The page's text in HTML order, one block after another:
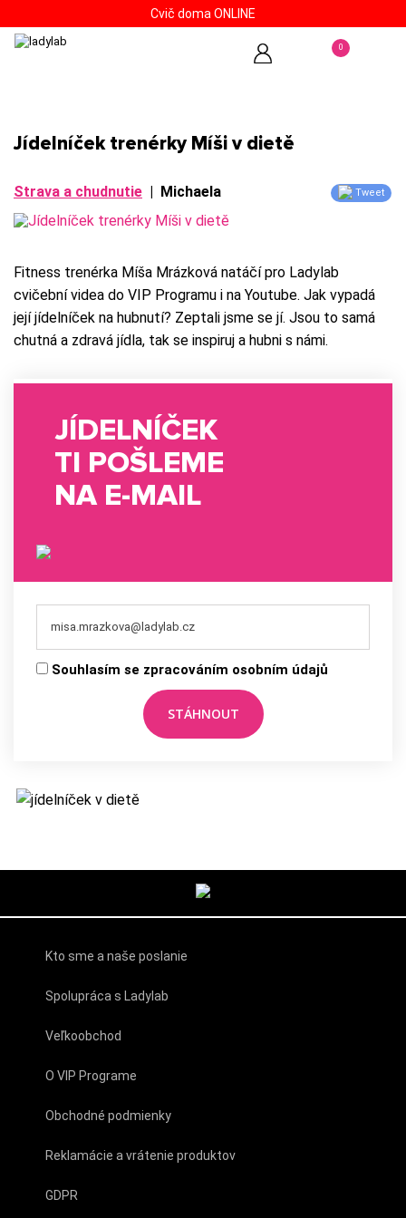
Cvič doma ONLINE
0
Jídelníček trenérky Míši v dietě
Tweet
Strava a chudnutie | Michaela
Fitness trenérka Míša Mrázková natáčí pro Ladylab
cvičební videa do VIP Programu i na Youtube. Jak vypadá
její jídelníček na hubnutí? Zeptali jsme se jí. Jsou to samá
chutná a zdravá jídla, tak se inspiruj a hubni s námi.
JÍDELNÍČEK
TI POŠLEME
NA E-MAIL
Souhlasím se zpracováním osobním údajů
Kto sme a naše poslanie
Spolupráca s Ladylab
Veľkoobchod
O VIP Programe
Obchodné podmienky
Reklamácie a vrátenie produktov
GDPR